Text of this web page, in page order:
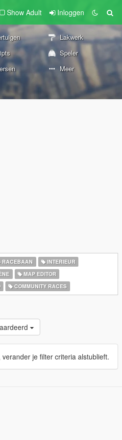
Show Adult Inloggen
Lakwerk
Speler
Meer
RACEBAAN
INTERIEUR
MAP EDITOR
COMMUNITY RACES
je filter criteria alstublieft.